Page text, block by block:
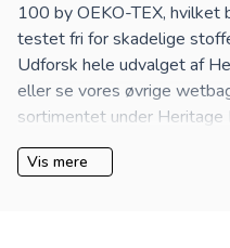
100 by OEKO-TEX, hvilket
testet fri for skadelige
Udforsk hele udvalget af
eller se vores øvrige
sortimentet under Heritage
Vis mere